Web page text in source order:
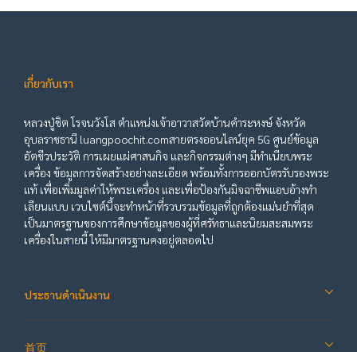
เกี่ยวกับเรา
หลวงปู่ชิต โรจนวังโส ตำแหน่งเจ้าอาวาสวัดบ้านคำระหงษ์ จังหวัด
อุบลราชธานี luangpoochit.comสายตรงออนไลน์ยุค 5G ศูนย์ข้อมูล
อัตชีวประวัติ การเผยแผ่ศาสนกิจ และกิจกรรมต่างๆ มีทำเนียบพระ
เครื่อง ข้อมูลการจัดสร้างอย่างละเอียด พร้อมทั้งการออกบัตรรับรองพระ
แท้ เพื่อเพิ่มมูลค่าให้พระเครื่อง และเพื่อป้องกันมิจฉาชีพแอบอ้างทำ
เลียนแบบ เวบไซต์นี้จะทำหน้าที่รวบรวมข้อมูลที่ถูกต้องแม่นยำที่สุด
เป็นมาตรฐานของการศึกษาข้อมูลของผู้ที่ศรัทธาและนิยมสะสมพระ
เครื่องในสายนี้ ให้มีมาตรฐานคงอยู่ตลอดไป
ประธานดำเนินงาน
首页